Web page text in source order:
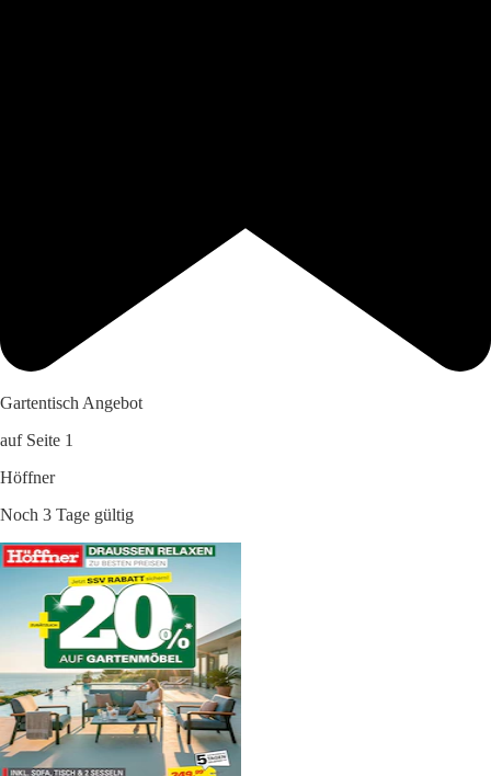
Gartentisch Angebot
auf Seite 1
Höffner
Noch 3 Tage gültig